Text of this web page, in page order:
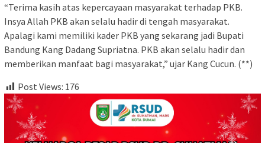
“Terima kasih atas kepercayaan masyarakat terhadap PKB.
Insya Allah PKB akan selalu hadir di tengah masyarakat.
Apalagi kami memiliki kader PKB yang sekarang jadi Bupati
Bandung Kang Dadang Supriatna. PKB akan selalu hadir dan
memberikan manfaat bagi masyarakat,” ujar Kang Cucun. (**)
Post Views: 176